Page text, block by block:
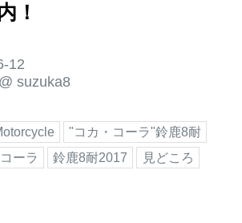
！
12
@ suzuka8
"コカ・コーラ"鈴鹿8耐
ーラ 鈴鹿8耐2017
見どころ